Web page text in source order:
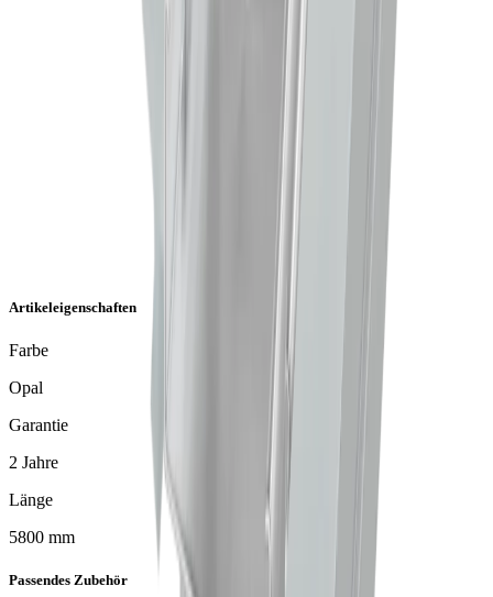
Artikeleigenschaften
Farbe
Opal
Garantie
2 Jahre
Länge
5800 mm
Passendes Zubehör